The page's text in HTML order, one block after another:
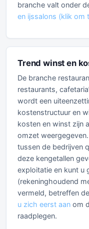
branche valt onder
en ijssalons (klik om
Trend winst en
De branche
restaurants,
wordt een
kostenstructuur en
kosten en winst zijn
omzet
tussen de bedrijven
deze kengetallen
exploitatie en kunt u
(rekeninghoudend
vermeld, betreffen
u zich eerst aan om
raadplegen.